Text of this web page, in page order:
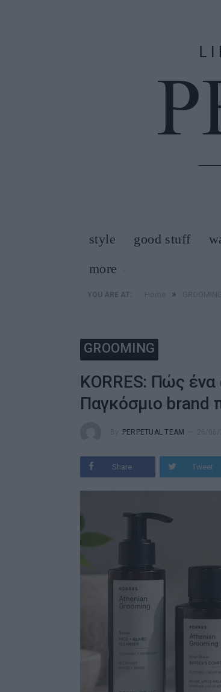
style good stuff
more
YOU ARE AT: »
GROOMING
KORRES: Πώς ένα
Παγκόσμιο brand
PERPETUAL TEAM
Share Tweet